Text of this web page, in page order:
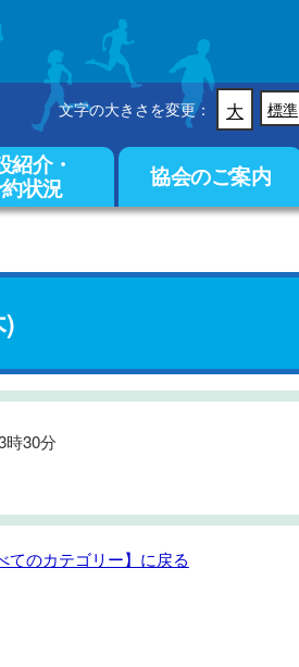
文字の大きさを変更： 大 標準
紹介・
状況
協会のご案内
時30分
のカテゴリー】に戻る